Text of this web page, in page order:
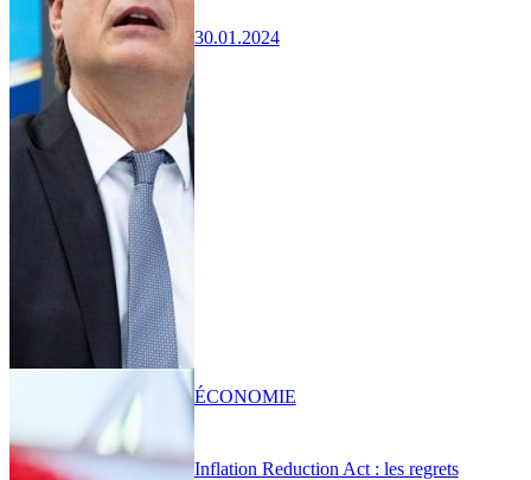
30.01.2024
Inflation Reduction Act : les regrets
ÉCONOMIE